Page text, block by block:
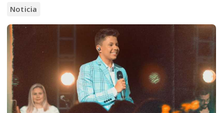
Noticia